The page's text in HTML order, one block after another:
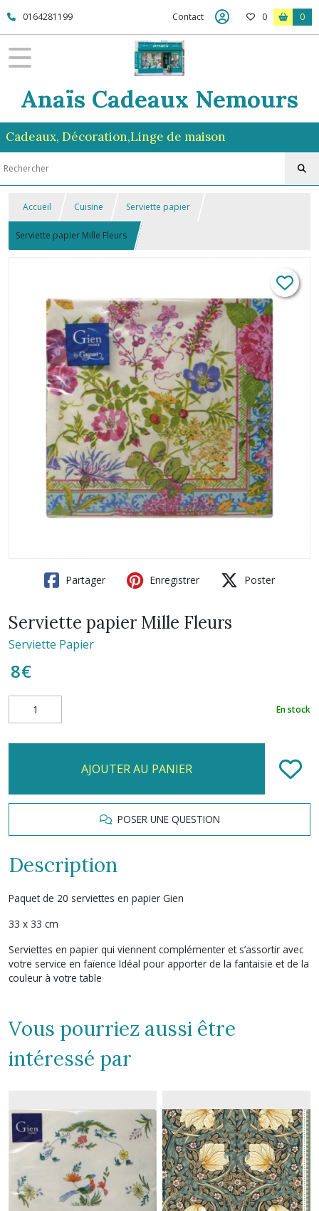
0164281199 Contact 0 0
Anaïs Cadeaux Nemours
Cadeaux, Décoration,Linge de maison
Accueil Cuisine Serviette papier
Serviette papier Mille Fleurs
Partager Enregistrer Poster
Serviette papier Mille Fleurs
Serviette Papier
8€
En stock
AJOUTER AU PANIER
POSER UNE QUESTION
Description
Paquet de 20 serviettes en papier Gien
33 x 33 cm
Serviettes en papier qui viennent complémenter et s’assortir avec
votre service en faïence Idéal pour apporter de la fantaisie et de la
couleur à votre table
Vous pourriez aussi être
intéressé par